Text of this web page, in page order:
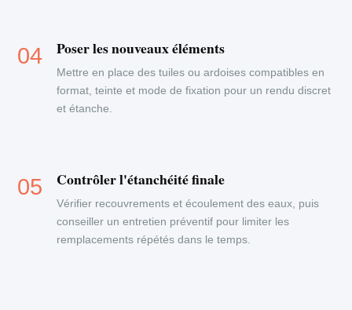
Poser les nouveaux éléments
Mettre en place des tuiles ou ardoises compatibles en
format, teinte et mode de fixation pour un rendu discret
et étanche.
Contrôler l'étanchéité finale
Vérifier recouvrements et écoulement des eaux, puis
conseiller un entretien préventif pour limiter les
remplacements répétés dans le temps.